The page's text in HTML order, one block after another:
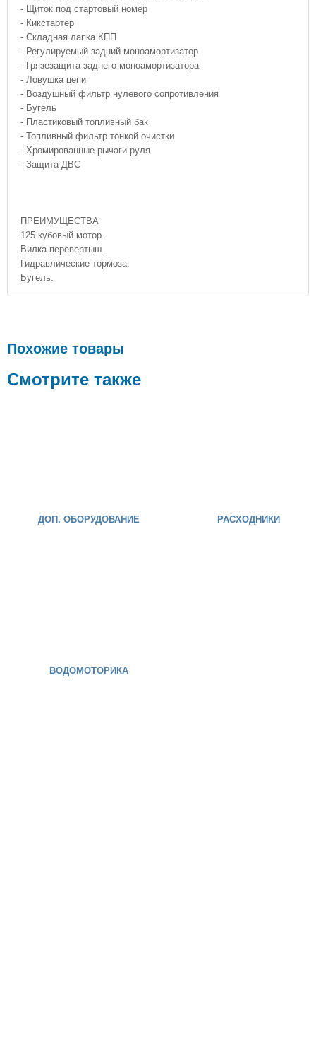
- Щиток под стартовый номер
- Кикстартер
- Складная лапка КПП
- Регулируемый задний моноамортизатор
- Грязезащита заднего моноамортизатора
- Ловушка цепи
- Воздушный фильтр нулевого сопротивления
- Бугель
- Пластиковый топливный бак
- Топливный фильтр тонкой очистки
- Хромированные рычаги руля
- Защита ДВС
ПРЕИМУЩЕСТВА
125 кубовый мотор.
Вилка перевертыш.
Гидравлические тормоза.
Бугель.
Похожие товары
Смотрите также
ДОП. ОБОРУДОВАНИЕ РАСХОДНИКИ
ВОДОМОТОРИКА